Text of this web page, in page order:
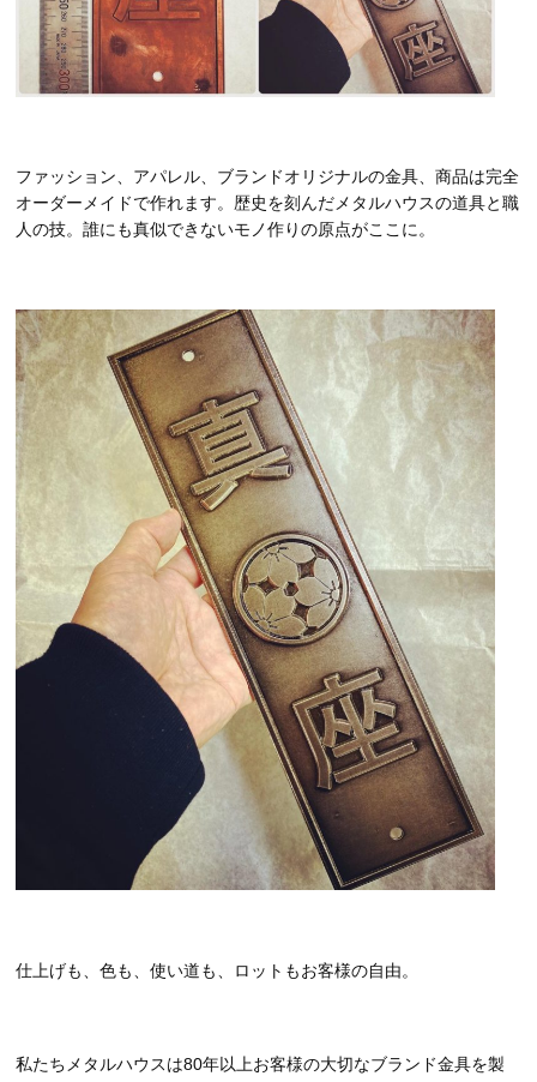
ファッション、アパレル、ブランドオリジナルの金具、商品は完全
オーダーメイドで作れます。歴史を刻んだメタルハウスの道具と職
人の技。誰にも真似できないモノ作りの原点がここに。
仕上げも、色も、使い道も、ロットもお客様の自由。
私たちメタルハウスは80年以上お客様の大切なブランド金具を製